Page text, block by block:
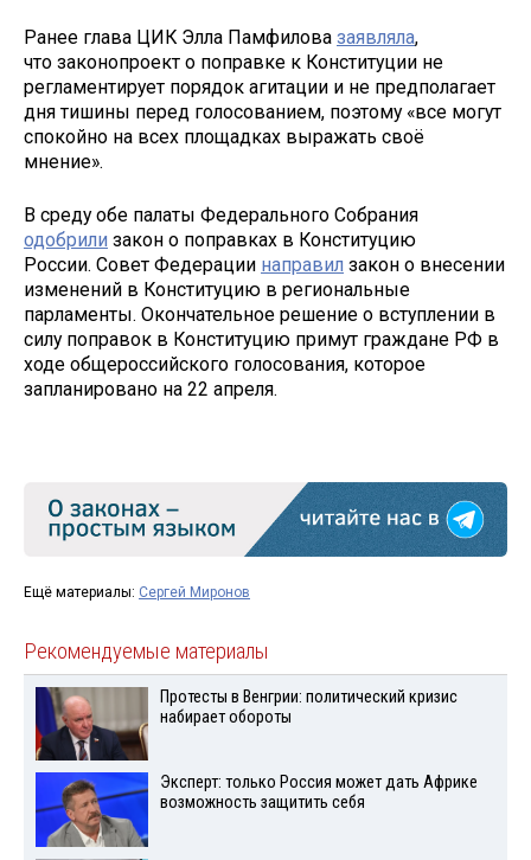
Ранее глава ЦИК Элла Памфилова заявляла,
что законопроект о поправке к Конституции не
регламентирует порядок агитации и не предполагает
дня тишины перед голосованием, поэтому «все могут
спокойно на всех площадках выражать своё
мнение».
В среду обе палаты Федерального Собрания
одобрили закон о поправках в Конституцию
России. Совет Федерации направил закон о внесении
изменений в Конституцию в региональные
парламенты. Окончательное решение о вступлении в
силу поправок в Конституцию примут граждане РФ в
ходе общероссийского голосования, которое
запланировано на 22 апреля.
Ещё материалы: Сергей Миронов
Рекомендуемые материалы
Протесты в Венгрии: политический кризис
набирает обороты
Эксперт: только Россия может дать Африке
возможность защитить себя